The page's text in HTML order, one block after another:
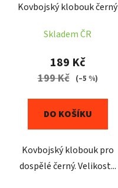
Kovbojský klobouk černý
Skladem ČR
189 Kč
199 Kč (–5 %)
DO KOŠÍKU
Kovbojský klobouk pro
dospělé černý. Velikost...